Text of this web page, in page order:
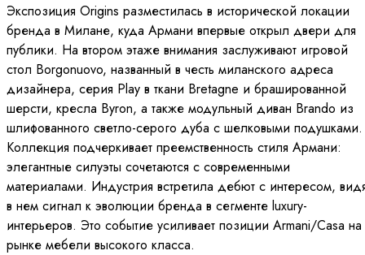
Экспозиция Origins разместилась в исторической локации
бренда в Милане, куда Армани впервые открыл двери для
публики. На втором этаже внимания заслуживают игровой
стол Borgonuovo, названный в честь миланского адреса
дизайнера, серия Play в ткани Bretagne и брашированной
шерсти, кресла Byron, а также модульный диван Brando из
шлифованного светло-серого дуба с шелковыми подушками.
Коллекция подчеркивает преемственность стиля Армани:
элегантные силуэты сочетаются с современными
материалами. Индустрия встретила дебют с интересом,
в нем сигнал к эволюции бренда в сегменте luxury-
интерьеров. Это событие усиливает позиции Armani/Casa на
рынке мебели высокого класса.